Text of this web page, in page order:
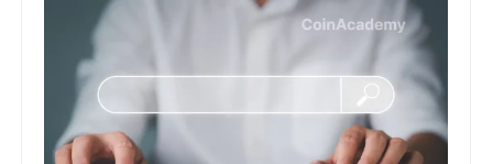
Jobbio vous présente les premières opportunités